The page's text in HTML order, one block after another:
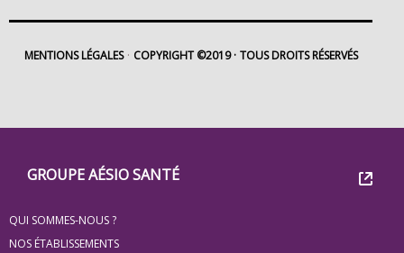
Groupe
Eovi
pour
GROUPE AÉSIO SANTÉ
QUI SOMMES-NOUS ?
NOS ÉTABLISSEMENTS
MENTIONS LÉGALES COPYRIGHT ©2019 TOUS DROITS RÉSERVÉS